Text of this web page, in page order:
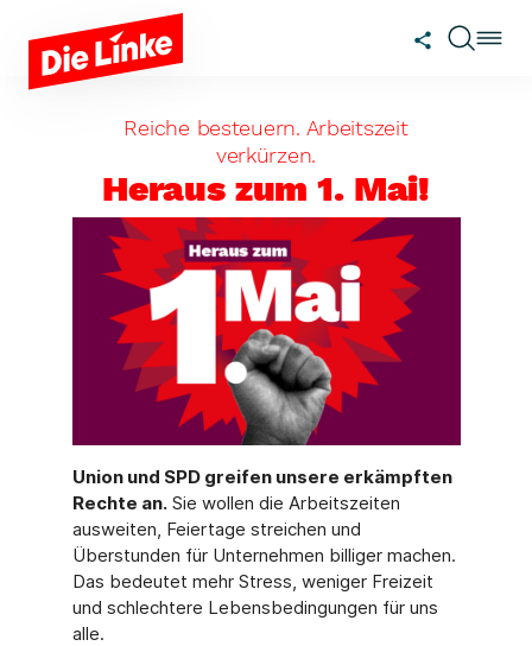
Zum Hauptinhalt springen
Reiche besteuern. Arbeitszeit
verkürzen.
Heraus zum 1. Mai!
Union und SPD greifen unsere erkämpften
Rechte an.Sie wollen die Arbeitszeiten
ausweiten, Feiertage streichen und
Überstunden für Unternehmen billiger machen.
Das bedeutet mehr Stress, weniger Freizeit
und schlechtere Lebensbedingungen für uns
alle.